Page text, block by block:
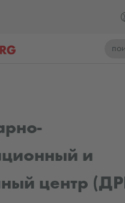
и
центр